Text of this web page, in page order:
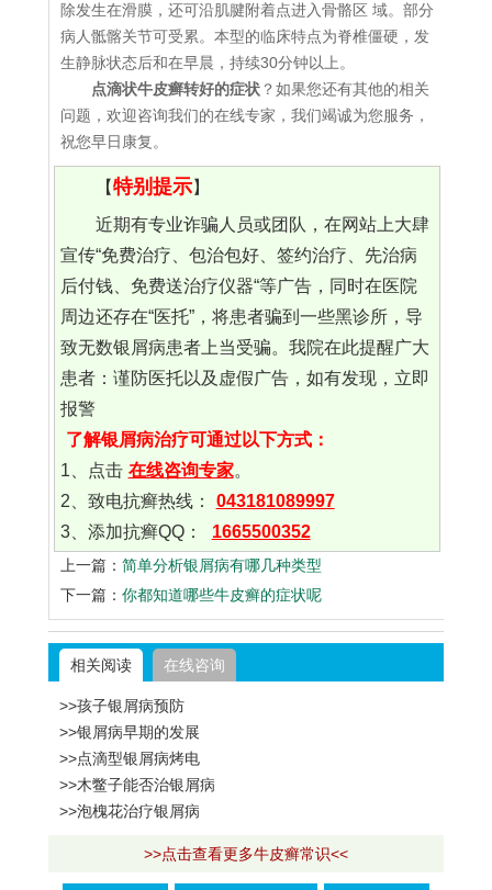
除发生在滑膜，还可沿肌腱附着点进入骨骼区 域。部分
病人骶髂关节可受累。本型的临床特点为脊椎僵硬，发
生静脉状态后和在早晨，持续30分钟以上。
点滴状牛皮癣转好的症状 ？如果您还有其他的相关
问题，欢迎咨询我们的在线专家，我们竭诚为您服务，
祝您早日康复。
【特别提示】
近期有专业诈骗人员或团队，在网站上大肆
宣传“免费治疗、包治包好、签约治疗、先治病
后付钱、免费送治疗仪器“等广告，同时在医院
周边还存在“医托”，将患者骗到一些黑诊所，导
致无数银屑病患者上当受骗。我院在此提醒广大
患者：谨防医托以及虚假广告，如有发现，立即
报警
了解银屑病治疗可通过以下方式：
1、点击 在线咨询专家。
2、致电抗癣热线：
043181089997
3、添加抗癣QQ：
1665500352
上一篇： 简单分析银屑病有哪几种类型
下一篇： 你都知道哪些牛皮癣的症状呢
相关阅读 在线咨询
>>孩子银屑病预防
>>银屑病早期的发展
>>点滴型银屑病烤电
>>木鳖子能否治银屑病
>>泡槐花治疗银屑病
>>点击查看更多牛皮癣常识<<